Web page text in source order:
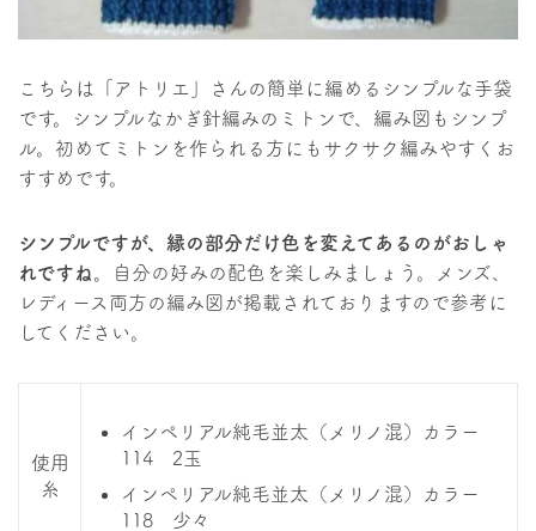
こちらは「アトリエ」さんの簡単に編めるシンプルな手袋
です。シンプルなかぎ針編みのミトンで、編み図もシンプ
ル。初めてミトンを作られる方にもサクサク編みやすくお
すすめです。
シンプルですが、縁の部分だけ色を変えてあるのがおしゃ
れですね。
自分の好みの配色を楽しみましょう。メンズ、
レディース両方の編み図が掲載されておりますので参考に
してください。
使用
糸
インペリアル純毛並太（メリノ混）カラー
114 2玉
インペリアル純毛並太（メリノ混）カラー
118 少々